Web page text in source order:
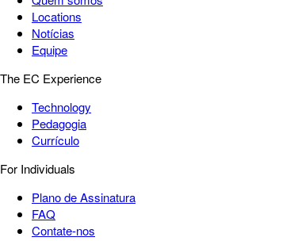
Locations
Notícias
Equipe
The EC Experience
Technology
Pedagogia
Currículo
For Individuals
Plano de Assinatura
FAQ
Contate-nos